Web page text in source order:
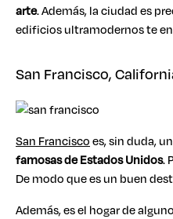
arte. Además, la ciudad es
edificios ultramodernos te
San Francisco,
San Franciscoes, sin duda,
famosas de Estados Unidos.
De modo que es un buen
Además, es el hogar de